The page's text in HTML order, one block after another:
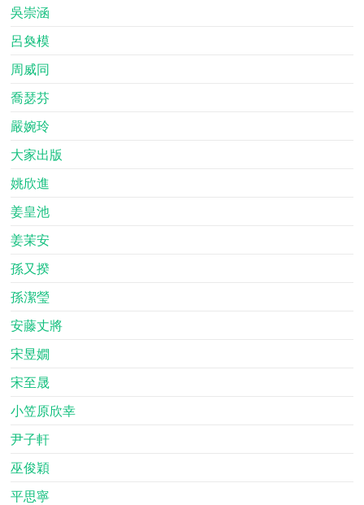
吳崇涵
呂奐模
周威同
喬瑟芬
嚴婉玲
大家出版
姚欣進
姜皇池
姜茉安
孫又揆
孫潔瑩
安藤丈將
宋昱嫺
宋至晟
小笠原欣幸
尹子軒
巫俊穎
平思寧